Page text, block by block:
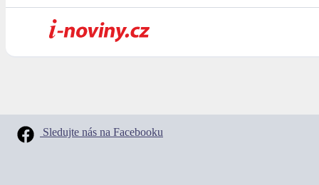
Sledujte nás na Facebooku